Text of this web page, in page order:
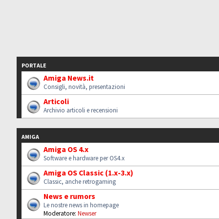
PORTALE
Amiga News.it
Consigli, novità, presentazioni
Articoli
Archivio articoli e recensioni
AMIGA
Amiga OS 4.x
Software e hardware per OS4.x
Amiga OS Classic (1.x-3.x)
Classic, anche retrogaming
News e rumors
Le nostre news in homepage
Moderatore: Newser